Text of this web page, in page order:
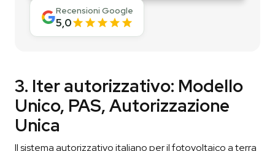
Recensioni Google
5,0
3. Iter autorizzativo: Modello
Unico, PAS, Autorizzazione
Unica
Il sistema autorizzativo italiano per il fotovoltaico a terra